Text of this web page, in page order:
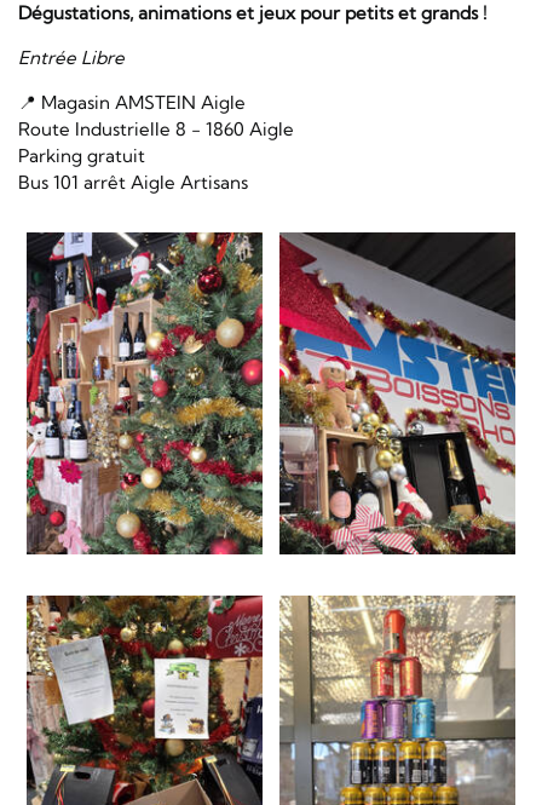
Dégustations, animations et jeux pour petits et grands !
Entrée Libre
📍 Magasin AMSTEIN Aigle
Route Industrielle 8 - 1860 Aigle
Parking gratuit
Bus 101 arrêt Aigle Artisans